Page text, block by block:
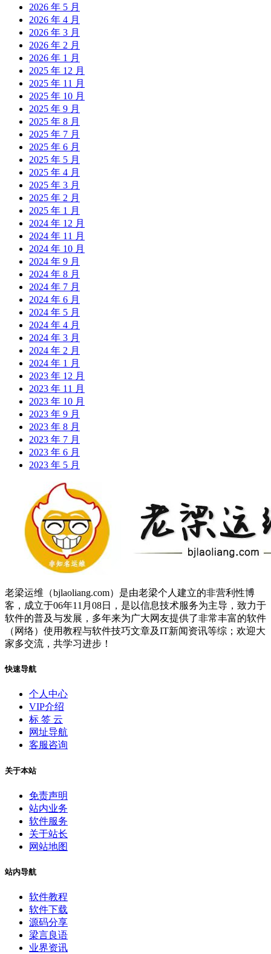
2026 年 5 月
2026 年 4 月
2026 年 3 月
2026 年 2 月
2026 年 1 月
2025 年 12 月
2025 年 11 月
2025 年 10 月
2025 年 9 月
2025 年 8 月
2025 年 7 月
2025 年 6 月
2025 年 5 月
2025 年 4 月
2025 年 3 月
2025 年 2 月
2025 年 1 月
2024 年 12 月
2024 年 11 月
2024 年 10 月
2024 年 9 月
2024 年 8 月
2024 年 7 月
2024 年 6 月
2024 年 5 月
2024 年 4 月
2024 年 3 月
2024 年 2 月
2024 年 1 月
2023 年 12 月
2023 年 11 月
2023 年 10 月
2023 年 9 月
2023 年 8 月
2023 年 7 月
2023 年 6 月
2023 年 5 月
老梁运维（bjlaoliang.com）是由老梁个人建立的非营利性博
客，成立于06年11月08日，是以信息技术服务为主导，致力于
软件的普及与发展，多年来为广大网友提供了非常丰富的软件
（网络）使用教程与软件技巧文章及IT新闻资讯等综；欢迎大
家多交流，共学习进步！
快速导航
个人中心
VIP介绍
标 签 云
网址导航
客服咨询
关于本站
免责声明
站内业务
软件服务
关于站长
网站地图
站内导航
软件教程
软件下载
源码分享
梁言良语
业界资讯